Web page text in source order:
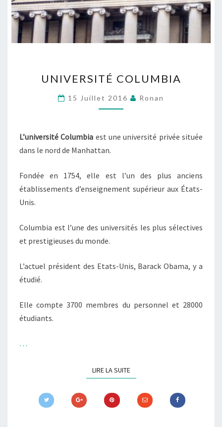
COLUMBIA
UNIVERSITÉ COLUMBIA
15 Juillet 2016 Ronan
L’université Columbia est une université privée située
dans le nord de Manhattan.
Fondée en 1754, elle est l’un des plus anciens
établissements d’enseignement supérieur aux États-
Unis.
Columbia est l’une des universités les plus sélectives
et prestigieuses du monde.
L’actuel président des Etats-Unis, Barack Obama, y a
étudié.
Elle compte 3700 membres du personnel et 28000
étudiants.
…
LIRE LA SUITELIRE LA SUITE